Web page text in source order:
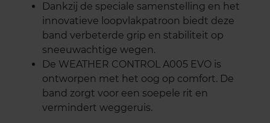
Dankzij de speciale samenstelling en het
innovatieve loopvlakpatroon biedt deze
band verbeterde grip en stabiliteit op
sneeuwachtige wegen.
De WEATHER CONTROL A005 EVO is
ontworpen met het oog op comfort. De
band zorgt voor een soepele rit en
vermindert weggeruis.